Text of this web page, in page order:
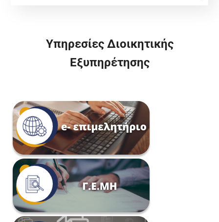
Υπηρεσίες Διοικητικής
Εξυπηρέτησης